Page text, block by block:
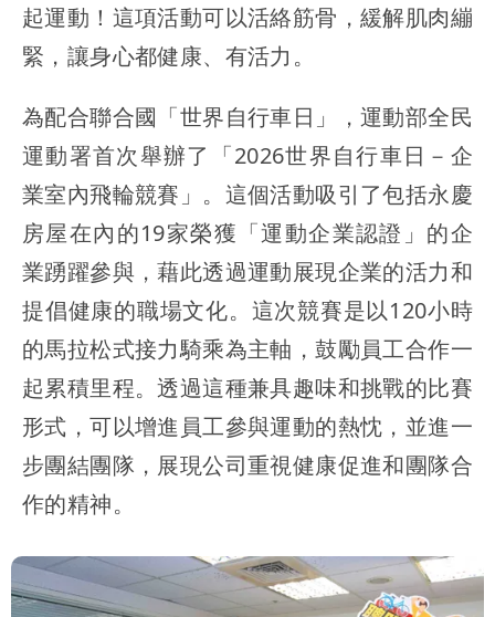
起運動！這項活動可以活絡筋骨，緩解肌肉繃
緊，讓身心都健康、有活力。
為配合聯合國「世界自行車日」，運動部全民
運動署首次舉辦了「2026世界自行車日－企
業室內飛輪競賽」。這個活動吸引了包括永慶
房屋在內的19家榮獲「運動企業認證」的企
業踴躍參與，藉此透過運動展現企業的活力和
提倡健康的職場文化。這次競賽是以120小時
的馬拉松式接力騎乘為主軸，鼓勵員工合作一
起累積里程。透過這種兼具趣味和挑戰的比賽
形式，可以增進員工參與運動的熱忱，並進一
步團結團隊，展現公司重視健康促進和團隊合
作的精神。